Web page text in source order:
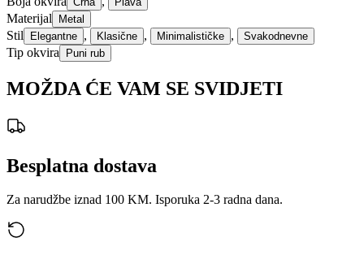
Materijal Metal
Stil Elegantne , Klasične , Minimalističke , Svakodnevne
Tip okvira Puni rub
MOŽDA ĆE VAM SE SVIDJETI
Besplatna dostava
Za narudžbe iznad 100 KM. Isporuka 2-3 radna dana.